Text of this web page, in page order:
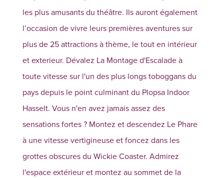
les plus amusants du théâtre. Ils auront également
l’occasion de vivre leurs premières aventures sur
plus de 25 attractions à thème, le tout en intérieur
et exterieur. Dévalez La Montage d'Escalade à
toute vitesse sur l'un des plus longs toboggans du
pays depuis le point culminant du Plopsa Indoor
Hasselt. Vous n'en avez jamais assez des
sensations fortes ? Montez et descendez Le Phare
à une vitesse vertigineuse et foncez dans les
grottes obscures du Wickie Coaster. Admirez
l'espace extérieur et montez au sommet de la